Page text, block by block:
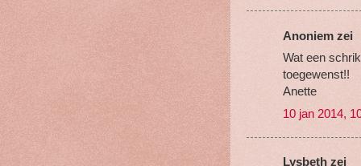
Anoniem zei
Wat een
toegewenst!!
Anette
10 jan 2014,
Lysbeth zei